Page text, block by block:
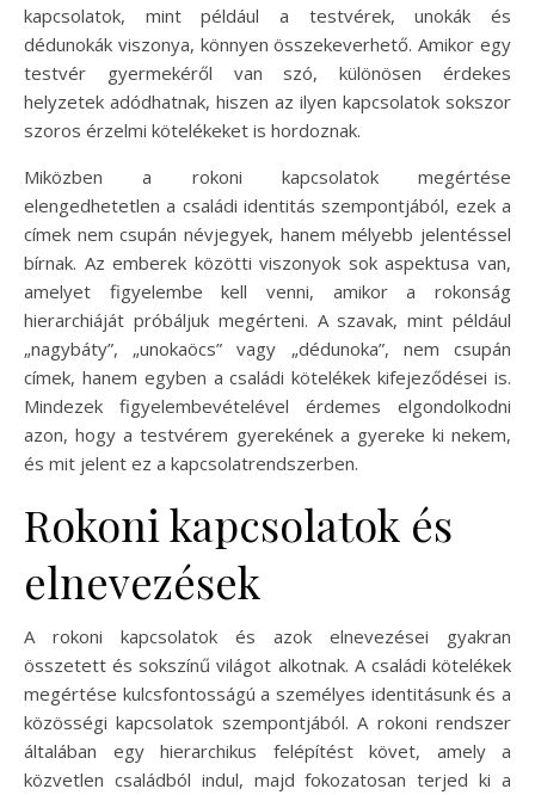
kapcsolatok, mint például a testvérek, unokák és
dédunokák viszonya, könnyen összekeverhető. Amikor egy
testvér gyermekéről van szó, különösen érdekes
helyzetek adódhatnak, hiszen az ilyen kapcsolatok sokszor
szoros érzelmi kötelékeket is hordoznak.
Miközben a rokoni kapcsolatok megértése
elengedhetetlen a családi identitás szempontjából, ezek a
címek nem csupán névjegyek, hanem mélyebb jelentéssel
bírnak. Az emberek közötti viszonyok sok aspektusa van,
amelyet figyelembe kell venni, amikor a rokonság
hierarchiáját próbáljuk megérteni. A szavak, mint például
„nagybáty”, „unokaöcs” vagy „dédunoka”, nem csupán
címek, hanem egyben a családi kötelékek kifejeződései is.
Mindezek figyelembevételével érdemes elgondolkodni
azon, hogy a testvérem gyerekének a gyereke ki nekem,
és mit jelent ez a kapcsolatrendszerben.
Rokoni kapcsolatok és
elnevezések
A rokoni kapcsolatok és azok elnevezései gyakran
összetett és sokszínű világot alkotnak. A családi kötelékek
megértése kulcsfontosságú a személyes identitásunk és a
közösségi kapcsolatok szempontjából. A rokoni rendszer
általában egy hierarchikus felépítést követ, amely a
közvetlen családból indul, majd fokozatosan terjed ki a